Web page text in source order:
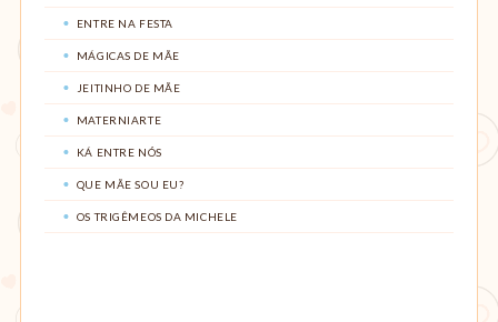
ENTRE NA FESTA
MÁGICAS DE MÃE
JEITINHO DE MÃE
MATERNIARTE
KÁ ENTRE NÓS
QUE MÃE SOU EU?
OS TRIGÊMEOS DA MICHELE